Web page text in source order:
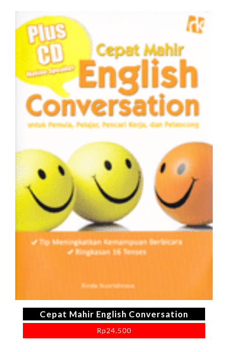
Cepat Mahir English Conversation
Rp24.500